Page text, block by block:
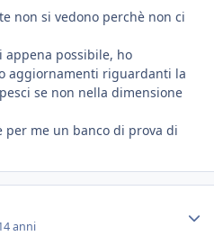
non si vedono perchè non ci
appena possibile, ho
aggiornamenti riguardanti la
se non nella dimensione
per me un banco di prova di
anni